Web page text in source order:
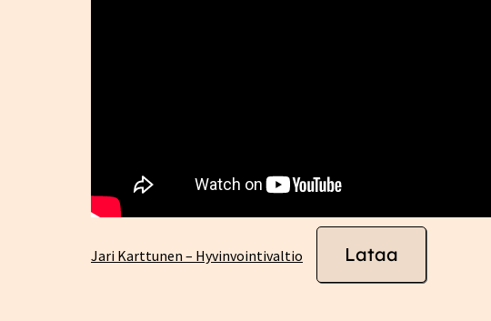
Jari Karttunen – Hyvinvointivaltio Lataa